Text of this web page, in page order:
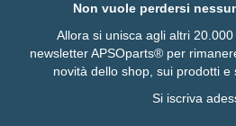
Non vuole perdersi
Allora si unisca agli altri
newsletter APSOparts® per
novità dello shop, sui prodotti e
Si iscriva